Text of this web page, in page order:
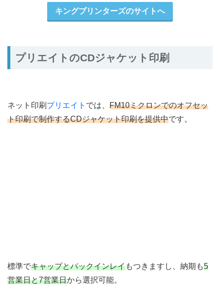
キングプリンターズのサイトへ
プリエイトのCDジャケット印刷
ネット印刷 プリエイト では、 FM10ミクロンでのオフセッ
ト印刷で制作するCDジャケット印刷を提供中です。
標準でキャップとバックインレイもつきますし、納期も5
営業日と7営業日から選択可能。